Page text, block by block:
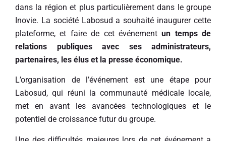
dans la région et plus particulièrement dans le groupe
Inovie. La société Labosud a souhaité inaugurer cette
plateforme, et faire de cet événementun temps de
relations publiques avec ses administrateurs,
partenaires, les élus et la presse économique.
L’organisation de l’événement est une étape pour
Labosud, qui réuni la communauté médicale locale,
met en avant les avancées technologiques et le
potentiel de croissance futur du groupe.